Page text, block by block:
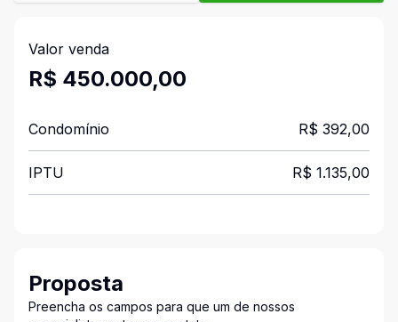
Valor venda
R$ 450.000,00
Condomínio R$ 392,00
IPTU R$ 1.135,00
Proposta
Preencha os campos para que um de nossos